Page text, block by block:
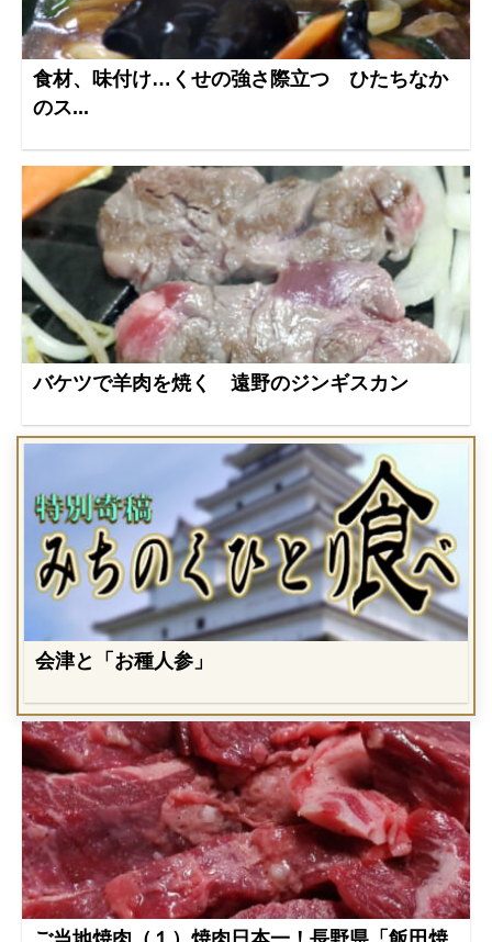
食材、味付け…くせの強さ際立つ ひたちなか
のス...
バケツで羊肉を焼く 遠野のジンギスカン
会津と「お種人参」